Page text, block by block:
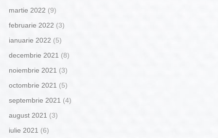
martie 2022 (9)
februarie 2022 (3)
ianuarie 2022 (5)
decembrie 2021 (8)
noiembrie 2021 (3)
octombrie 2021 (5)
septembrie 2021 (4)
august 2021 (3)
iulie 2021 (6)